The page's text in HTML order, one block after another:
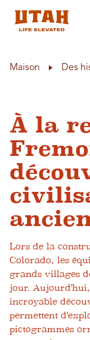
Maison Des
À la
Lors de la
Colorado, les
grands villages
jour. Aujourd'hui,
incroyable
permettent
pictogrammes